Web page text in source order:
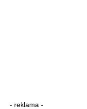
- reklama -